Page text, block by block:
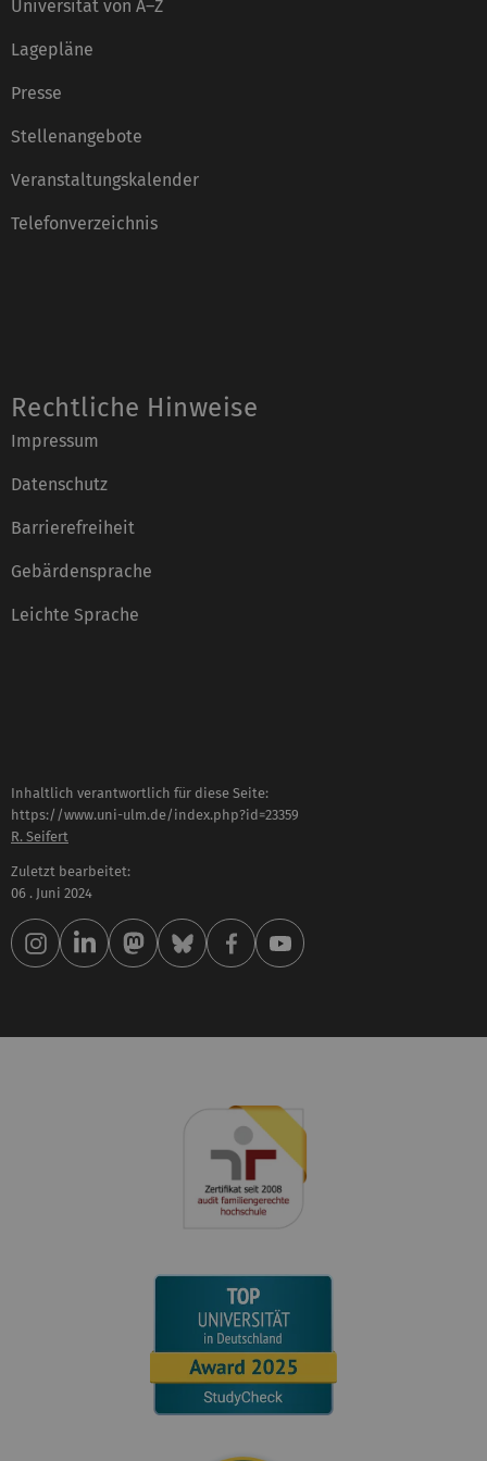
Universität von A–Z
Lagepläne
Presse
Stellenangebote
Veranstaltungskalender
Telefonverzeichnis
Rechtliche Hinweise
Impressum
Datenschutz
Barrierefreiheit
Gebärdensprache
Leichte Sprache
Inhaltlich verantwortlich für diese Seite:
https://www.uni-ulm.de/index.php?id=23359
R. Seifert
Zuletzt bearbeitet:
06 . Juni 2024